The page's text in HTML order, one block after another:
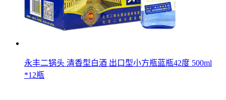
永丰二锅头 清香型白酒 出口型小方瓶蓝瓶42度 500ml
*12瓶